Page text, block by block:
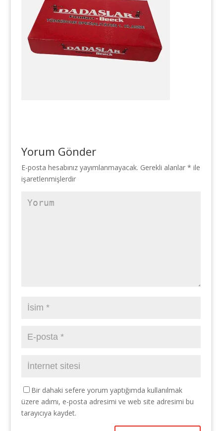
Yorum Gönder
E-posta hesabınız yayımlanmayacak. Gerekli alanlar * ile
işaretlenmişlerdir
Bir dahaki sefere yorum yaptığımda kullanılmak
üzere adımı, e-posta adresimi ve web site adresimi bu
tarayıcıya kaydet.